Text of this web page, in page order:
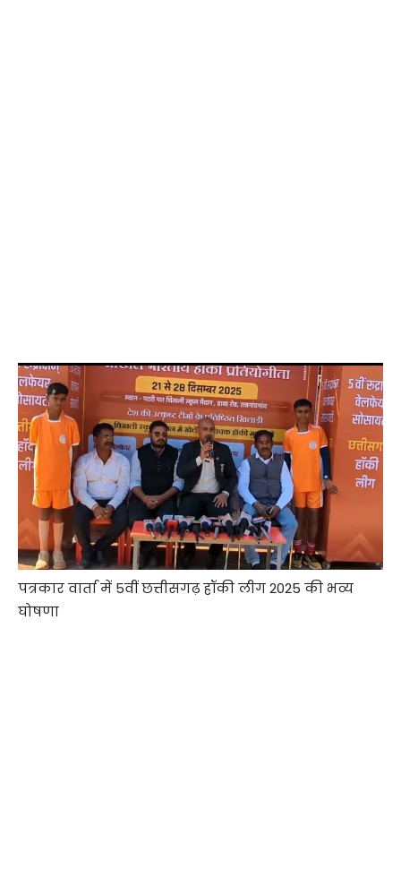
पत्रकार वार्ता में 5वीं छत्तीसगढ़ हॉकी लीग 2025 की भव्य
घोषणा